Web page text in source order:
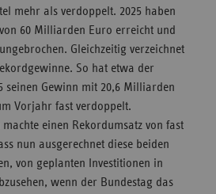
mehr als verdoppelt. 2025 haben
60 Milliarden Euro erreicht und
Gleichzeitig verzeichnet
So hat etwa der
seinen Gewinn mit 20,6 Milliarden
Vorjahr fast verdoppelt.
einen Rekordumsatz von fast
nun ausgerechnet diese beiden
von geplanten Investitionen in
wenn der Bundestag das